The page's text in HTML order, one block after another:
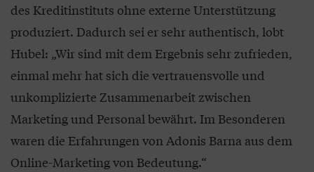
des Kreditinstituts ohne externe Unterstützung
produziert. Dadurch sei er sehr authentisch, lobt
Hubel: „Wir sind mit dem Ergebnis sehr zufrieden,
einmal mehr hat sich die vertrauensvolle und
unkomplizierte Zusammenarbeit zwischen
Marketing und Personal bewährt. Im Besonderen
waren die Erfahrungen von Adonis Barna aus dem
Online-Marketing von Bedeutung.“